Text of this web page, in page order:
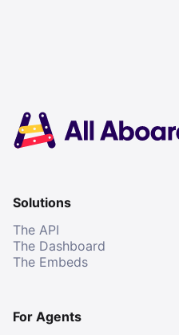
Solutions
The API
The Dashboard
The Embeds
For Agents